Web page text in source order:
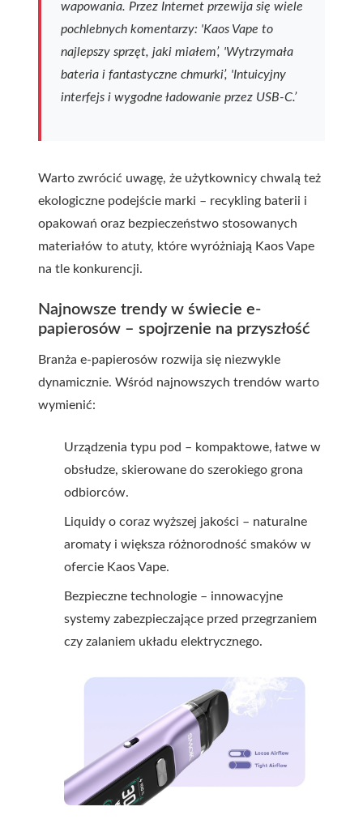
wapowania. Przez Internet przewija się wiele
pochlebnych komentarzy: 'Kaos Vape to
najlepszy sprzęt, jaki miałem’, 'Wytrzymała
bateria i fantastyczne chmurki’, 'Intuicyjny
interfejs i wygodne ładowanie przez USB-C.’
Warto zwrócić uwagę, że użytkownicy chwalą też
ekologiczne podejście marki – recykling baterii i
opakowań oraz bezpieczeństwo stosowanych
materiałów to atuty, które wyróżniają Kaos Vape
na tle konkurencji.
Najnowsze trendy w świecie e-
papierosów – spojrzenie na przyszłość
Branża e-papierosów rozwija się niezwykle
dynamicznie. Wśród najnowszych trendów warto
wymienić:
Urządzenia typu pod – kompaktowe, łatwe w
obsłudze, skierowane do szerokiego grona
odbiorców.
Liquidy o coraz wyższej jakości – naturalne
aromaty i większa różnorodność smaków w
ofercie Kaos Vape.
Bezpieczne technologie – innowacyjne
systemy zabezpieczające przed przegrzaniem
czy zalaniem układu elektrycznego.